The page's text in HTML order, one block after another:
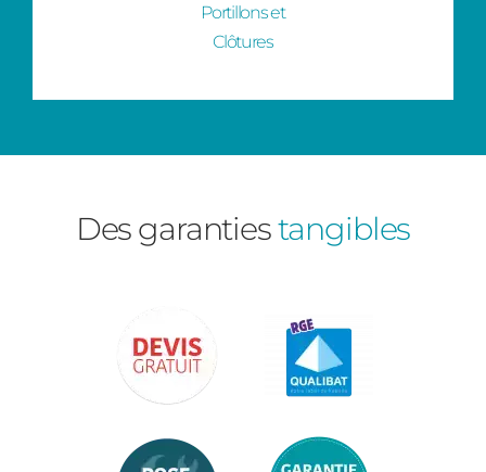
Portillons et
Clôtures
Des garantiestangibles